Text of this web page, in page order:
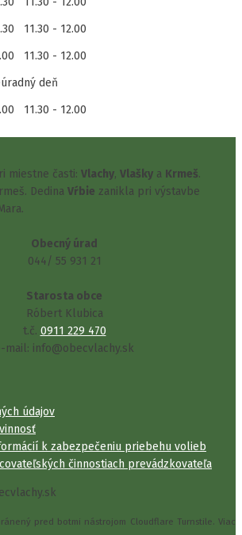
11.30 - 12.00
11.30 - 12.00
deň
11.30 - 12.00
miestne časti: Vlachy, Vlašky a Krmeš.
Dedina Vŕbie zanikla pri výstavbe
Obecný úrad
044/ 55 931 21
Starosta obce
Róbert Klubica
t.č. 0911 229 470
mail: info@obecvlachy.sk
údajov
k zabezpečeniu priebehu volieb
činnostiach prevádzkovateľa
pred botmi nástrojom Cloudflare Turnstile. Viac